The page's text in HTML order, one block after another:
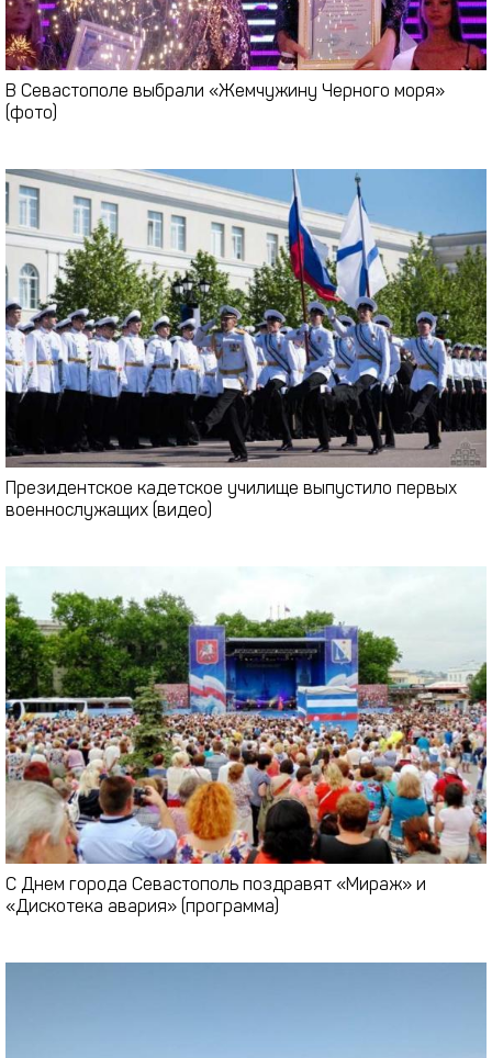
В Севастополе выбрали «Жемчужину Черного моря»
(фото)
Президентское кадетское училище выпустило первых
военнослужащих (видео)
С Днем города Севастополь поздравят «Мираж» и
«Дискотека авария» (программа)